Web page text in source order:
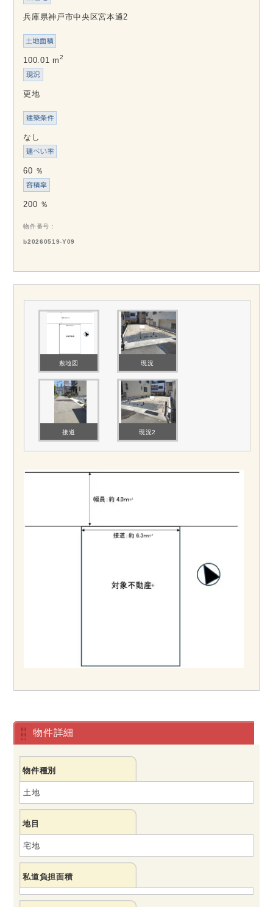
兵庫県神戸市中央区宮本通2
100.01 m2
更地
なし
60 ％
200 ％
物件番号
b20260519-Y09
敷地図 現況
接道 現況2
物件詳細
物件種別
土地
地目
宅地
私道負担面積